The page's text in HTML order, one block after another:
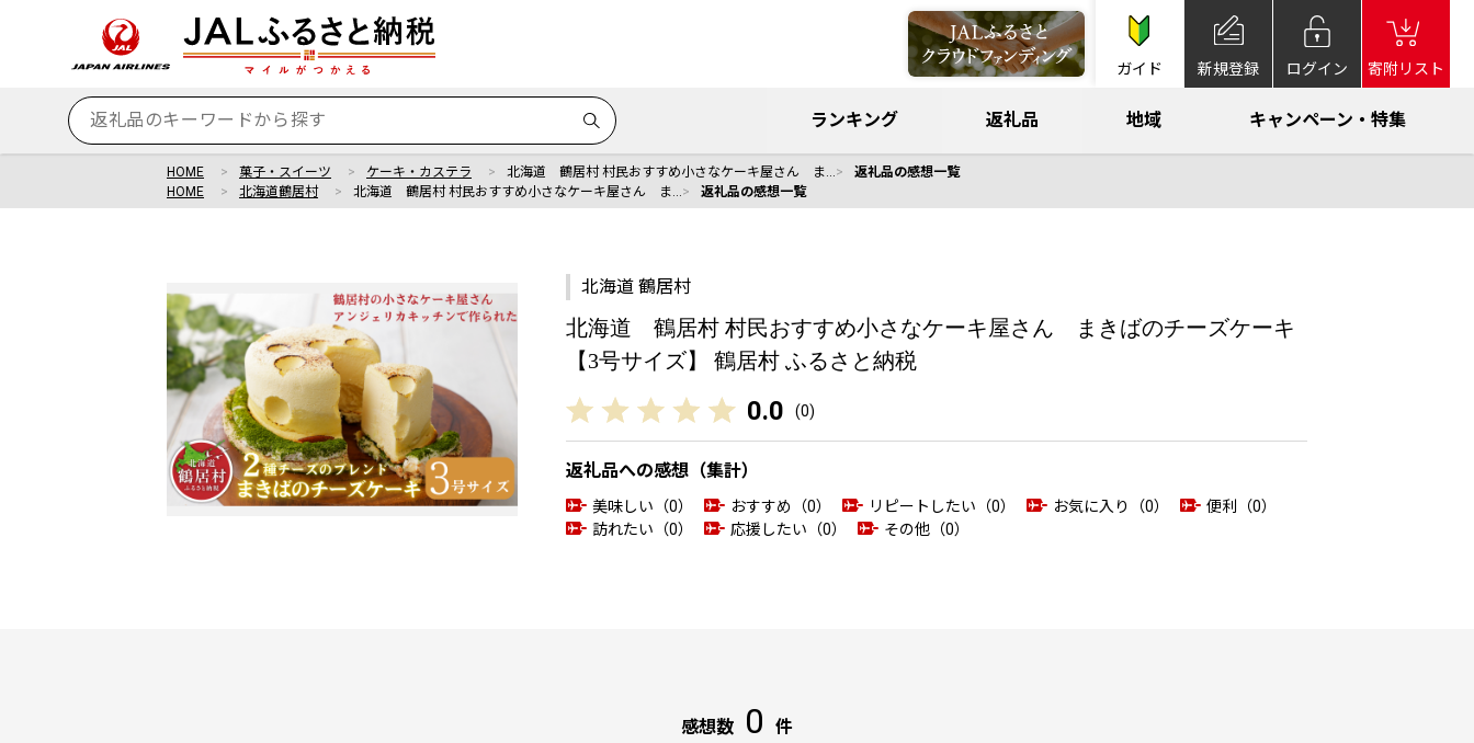
ガイド 新規登録 ログイン 寄附リスト
ランキング 返礼品 地域 キャンペーン・特集
HOME 菓子・スイーツ ケーキ・カステラ 北海道 鶴居村 村民おすすめ小さなケーキ屋さん ま…
返礼品の感想一覧
HOME
北海道鶴居村 北海道 鶴居村 村民おすすめ小さなケーキ屋さん ま… 返礼品の感想一覧
北海道 鶴居村
北海道 鶴居村 村民おすすめ小さなケーキ屋さん まきばのチーズケーキ
【3号サイズ】 鶴居村 ふるさと納税
0.0 (0)
返礼品への感想（集計）
美味しい（0） おすすめ（0） リピートしたい（0） お気に入り（0）
便利（0）
訪れたい（0）
応援したい（0） その他（0）
感想数 0 件